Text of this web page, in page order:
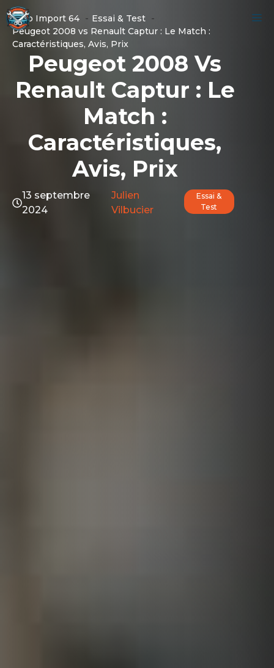
Aller
au
contenu
Auto Import 64
Essai & Test
Peugeot 2008 vs Renault Captur : Le Match :
Caractéristiques, Avis, Prix
Peugeot 2008 Vs
Renault Captur : Le
Match :
Caractéristiques,
Avis, Prix
13 septembre
2024
Julien
Vilbucier
Essai &
Test